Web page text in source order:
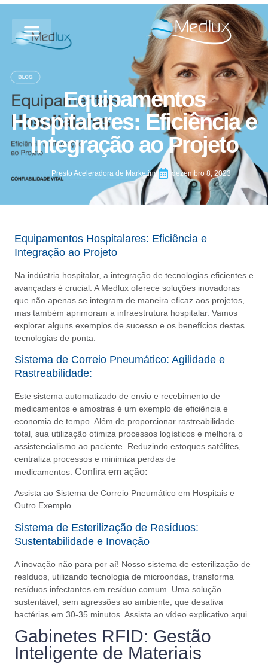
Equipamentos
Hospitalares: Eficiência e
Integração ao Projeto
Presto Aceleradora de Marketing dezembro 8, 2023
Equipamentos Hospitalares: Eficiência e
Integração ao Projeto
Na indústria hospitalar, a integração de tecnologias eficientes e
avançadas é crucial. A Medlux oferece soluções inovadoras
que não apenas se integram de maneira eficaz aos projetos,
mas também aprimoram a infraestrutura hospitalar. Vamos
explorar alguns exemplos de sucesso e os benefícios destas
tecnologias de ponta.
Sistema de Correio Pneumático: Agilidade e
Rastreabilidade:
Este sistema automatizado de envio e recebimento de
medicamentos e amostras é um exemplo de eficiência e
economia de tempo. Além de proporcionar rastreabilidade
total, sua utilização otimiza processos logísticos e melhora o
assistencialismo ao paciente. Reduzindo estoques satélites,
centraliza processos e minimiza perdas de
medicamentos. Confira em ação:
Assista ao Sistema de Correio Pneumático em Hospitais e
Outro Exemplo.
Sistema de Esterilização de Resíduos:
Sustentabilidade e Inovação
A inovação não para por aí! Nosso sistema de esterilização de
resíduos, utilizando tecnologia de microondas, transforma
resíduos infectantes em resíduo comum. Uma solução
sustentável, sem agressões ao ambiente, que desativa
bactérias em 30-35 minutos. Assista ao vídeo explicativo aqui.
Gabinetes RFID: Gestão
Inteligente de Materiais